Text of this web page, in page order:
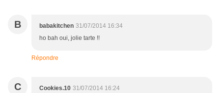
B babakitchen 31/07/2014 16:34
ho bah oui, jolie tarte !!
Répondre
C Cookies.10 31/07/2014 16:24